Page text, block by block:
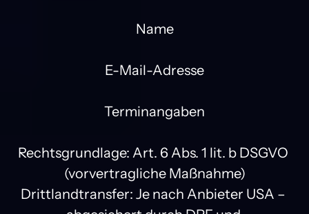
Name
E-Mail-Adresse
Terminangaben
Rechtsgrundlage: Art. 6 Abs. 1 lit. b DSGVO
(vorvertragliche Maßnahme)
Drittlandtransfer: Je nach Anbieter USA –